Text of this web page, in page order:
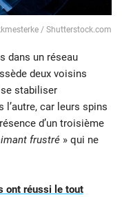
/ Shutterstock.com
dans un réseau
deux voisins
stabiliser
l’autre, car leurs spins
d’un troisième
frustré » qui ne
ont réussi le tout